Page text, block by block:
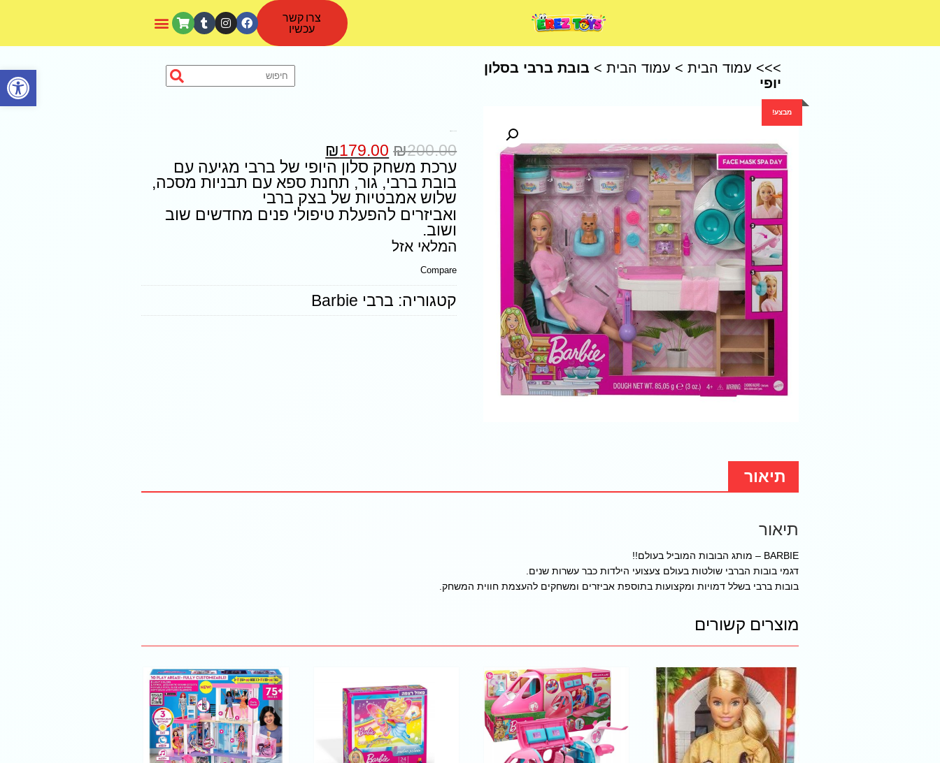
פתח סרגל נגישות
צרו קשר
עכשיו
>>> עמוד הבית > עמוד הבית > בובת ברבי בסלון
יופי
מבצע!
₪200.00
₪179.00
ערכת משחק סלון היופי של ברבי מגיעה עם
בובת ברבי, גור, תחנת ספא ​​עם תבניות מסכה,
שלוש אמבטיות של בצק ברבי
ואביזרים להפעלת טיפולי פנים מחדשים שוב
ושוב.
המלאי אזל
Compare
קטגוריה: ברבי Barbie
תיאור
תיאור
BARBIE – מותג הבובות המוביל בעולם!!
דגמי בובות הברבי שולטות בעולם צעצועי הילדות כבר עשרות שנים.
בובות ברבי בשלל דמויות ומקצועות בתוספת אביזרים ומשחקים להעצמת חווית המשחק.
מוצרים קשורים